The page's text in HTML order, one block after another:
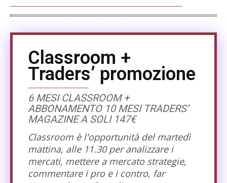
Classroom +
Traders’ promozione
6 MESI CLASSROOM +
ABBONAMENTO 10 MESI TRADERS’
MAGAZINE A SOLI 147€
Classroom è l'opportunità del martedì
mattina, alle 11.30 per analizzare i
mercati, mettere a mercato strategie,
commentare i pro e i contro, far